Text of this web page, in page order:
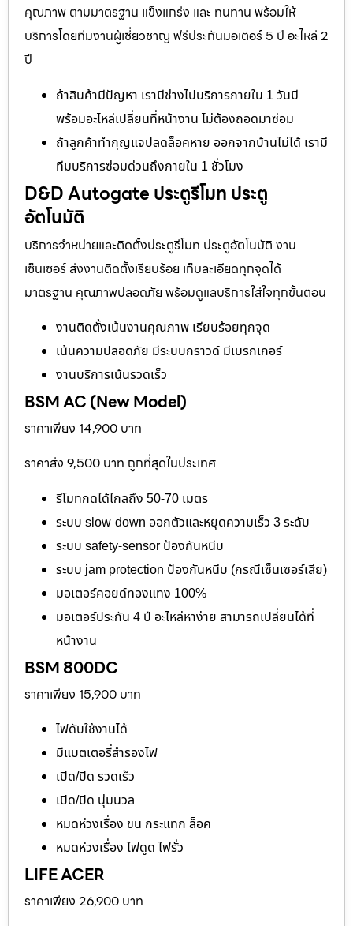
คุณภาพ ตามมาตรฐาน แข็งแกร่ง และ ทนทาน พร้อมให้
บริการโดยทีมงานผู้เชี่ยวชาญ ฟรีประกันมอเตอร์ 5 ปี อะไหล่ 2
ปี
ถ้าสินค้ามีปัญหา เรามีช่างไปบริการภายใน 1 วันมี
พร้อมอะไหล่เปลี่ยนที่หน้างาน ไม่ต้องถอดมาซ่อม
ถ้าลูกค้าทำกุญแจปลดล็อคหาย ออกจากบ้านไม่ได้ เรามี
ทีมบริการซ่อมด่วนถึงภายใน 1 ชั่วโมง
D&D Autogate ประตูรีโมท ประตู
อัตโนมัติ
บริการจำหน่ายและติดตั้งประตูรีโมท ประตูอัตโนมัติ งาน
เซ็นเซอร์ ส่งงานติดตั้งเรียบร้อย เก็บละเอียดทุกจุดได้
มาตรฐาน คุณภาพปลอดภัย พร้อมดูแลบริการใส่ใจทุกขั้นตอน
งานติดตั้งเน้นงานคุณภาพ เรียบร้อยทุกจุด
เน้นความปลอดภัย มีระบบกราวด์ มีเบรกเกอร์
งานบริการเน้นรวดเร็ว
BSM AC (New Model)
ราคาเพียง 14,900 บาท
ราคาส่ง 9,500 บาท ถูกที่สุดในประเทศ
รีโมทกดได้ไกลถึง 50-70 เมตร
ระบบ slow-down ออกตัวและหยุดความเร็ว 3 ระดับ
ระบบ safety-sensor ป้องกันหนีบ
ระบบ jam protection ป้องกันหนีบ (กรณีเซ็นเซอร์เสีย)
มอเตอร์คอยด์ทองแทง 100%
มอเตอร์ประกัน 4 ปี อะไหล่หาง่าย สามารถเปลี่ยนได้ที่
หน้างาน
BSM 800DC
ราคาเพียง 15,900 บาท
ไฟดับใช้งานได้
มีแบตเตอรี่สำรองไฟ
เปิด/ปิด รวดเร็ว
เปิด/ปิด นุ่มนวล
หมดห่วงเรื่อง ขน กระแทก ล็อค
หมดห่วงเรื่อง ไฟดูด ไฟรั่ว
LIFE ACER
ราคาเพียง 26,900 บาท